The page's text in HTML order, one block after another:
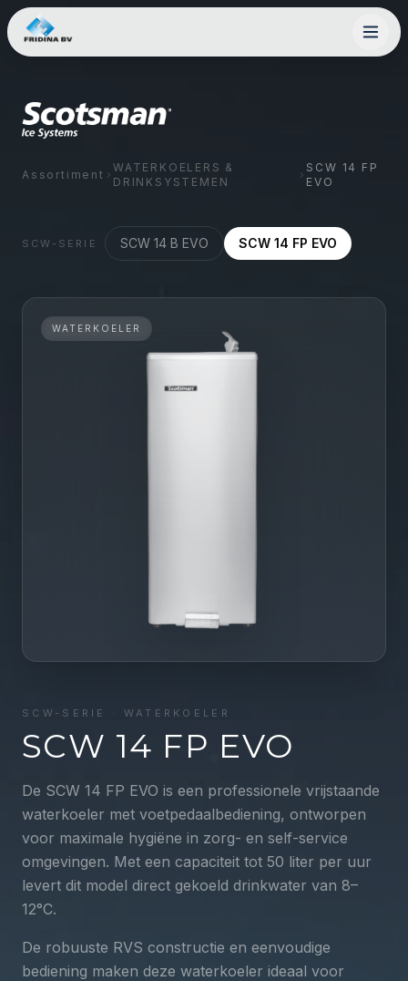
Assortiment
WATERKOELERS &
DRINKSYSTEMEN
SCW 14 FP
EVO
SCW -SERIE SCW 14 B EVO SCW 14 FP EVO
WATERKOELER
SCW -SERIE · WATERKOELER
SCW 14 FP EVO
De SCW 14 FP EVO is een professionele vrijstaande
waterkoeler met voetpedaalbediening, ontworpen
voor maximale hygiëne in zorg- en self-service
omgevingen. Met een capaciteit tot 50 liter per uur
levert dit model direct gekoeld drinkwater van 8–
12°C.
De robuuste RVS constructie en eenvoudige
bediening maken deze waterkoeler ideaal voor